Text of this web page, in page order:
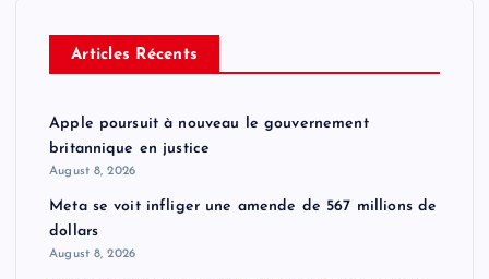
Articles Récents
Apple poursuit à nouveau le gouvernement
britannique en justice
August 8, 2026
Meta se voit infliger une amende de 567 millions de
dollars
August 8, 2026